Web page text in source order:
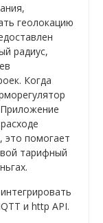
геолокацию
радиус,
Когда
это помогает
тарифный
и http API.